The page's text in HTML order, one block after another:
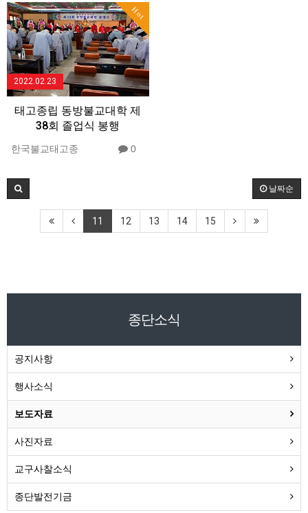
Hot
2022.02.23
태고종립 동방불교대학 제
38회 졸업식 봉행
한국불교태고종 0
날짜순
11 12 13 14 15
종단소식
공지사항
행사소식
보도자료
사진자료
교구사찰소식
종단발전기금